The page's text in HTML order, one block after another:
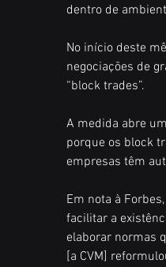
dentro de
No início deste
negociações de
“block trades”.
A medida abre
porque os block
empresas têm
Em nota à
facilitar a
elaborar normas
[a CVM]